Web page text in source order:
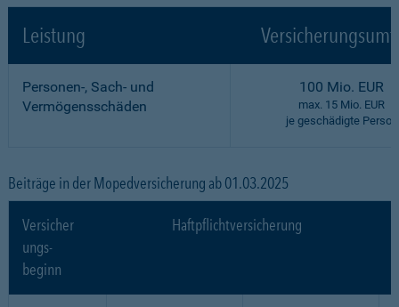
Leistung
Personen-, Sach- und
Vermögensschäden
100 Mio. EUR
max. 15 Mio. EUR
je geschädigte Person
Beiträge in der Mopedversicherung ab 01.03.2025
Versicher
ungs-
beginn
Haftpflichtversicherung